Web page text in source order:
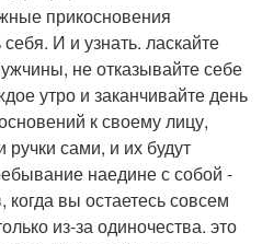
прикосновения
И и узнать. ласкайте
не отказывайте себе
утро и заканчивайте день
к своему лицу,
сами, и их будут
наедине с собой -
когда вы остаетесь совсем
из-за одиночества. это